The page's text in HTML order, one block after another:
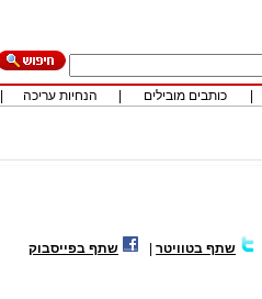
כותבים מובילים הנחיות עריכה
שתף בטוויטר שתף בפייסבוק